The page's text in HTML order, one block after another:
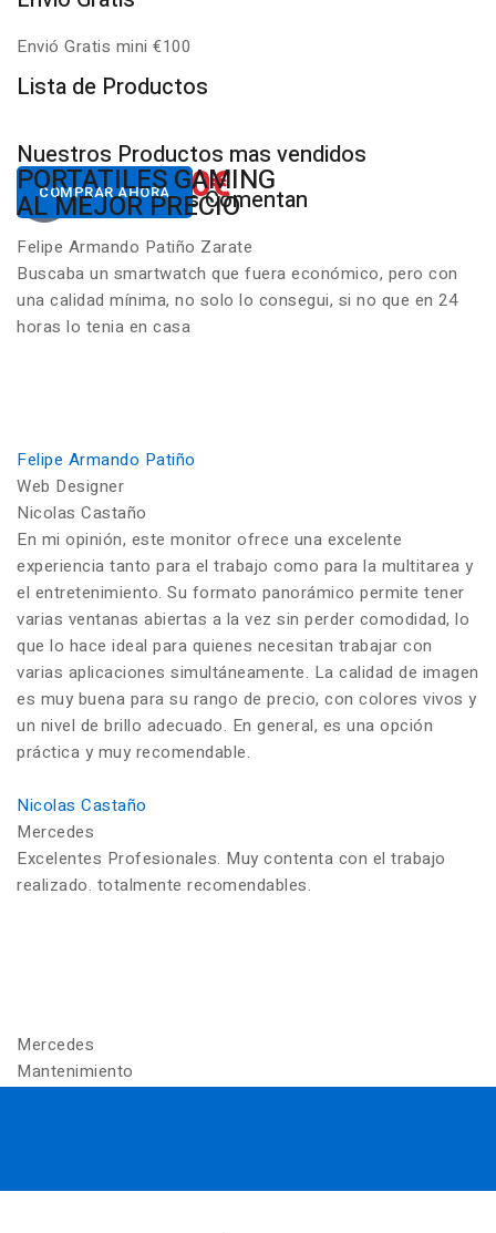
Envió Gratis mini €100
Lista de Productos
Nuestros Productos mas vendidos
Desde650.00€
COMPRAR AHORA
NUESTROS PC
GAMING RGB
Desde822.00€
COMPRAR AHORA
PORTATILES GAMING
AL MEJOR PRECIO
Nuestros Clientes Comentan
Felipe Armando Patiño Zarate
Buscaba un smartwatch que fuera económico, pero con
una calidad mínima, no solo lo consegui, si no que en 24
horas lo tenia en casa
Felipe Armando Patiño
Web Designer
Nicolas Castaño
En mi opinión, este monitor ofrece una excelente
experiencia tanto para el trabajo como para la multitarea y
el entretenimiento. Su formato panorámico permite tener
varias ventanas abiertas a la vez sin perder comodidad, lo
que lo hace ideal para quienes necesitan trabajar con
varias aplicaciones simultáneamente. La calidad de imagen
es muy buena para su rango de precio, con colores vivos y
un nivel de brillo adecuado. En general, es una opción
práctica y muy recomendable.
Nicolas Castaño
Mercedes
Excelentes Profesionales. Muy contenta con el trabajo
realizado. totalmente recomendables.
Mercedes
Mantenimiento